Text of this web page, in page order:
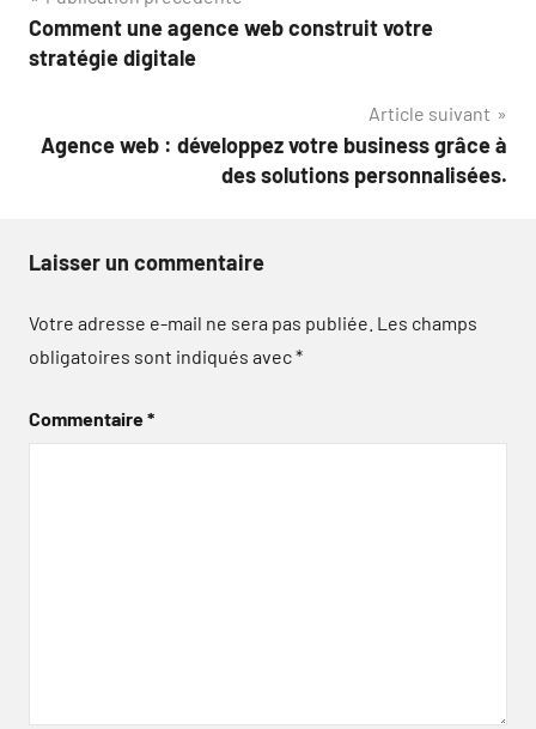
de
Comment une agence web construit votre
stratégie digitale
Article suivant
Agence web : développez votre business grâce à
des solutions personnalisées.
Laisser un commentaire
Votre adresse e-mail ne sera pas publiée. Les champs
obligatoires sont indiqués avec*
Commentaire*